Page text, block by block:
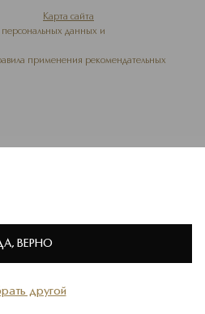
Карта сайта
персональных данных и
применения рекомендательных
Избранное
другой
ВЕРНО